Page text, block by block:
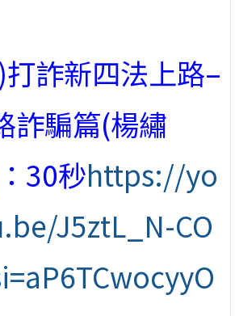
詐新四法上路–
詐騙篇(楊繡
30秒https://yo
J5ztL_N-CO